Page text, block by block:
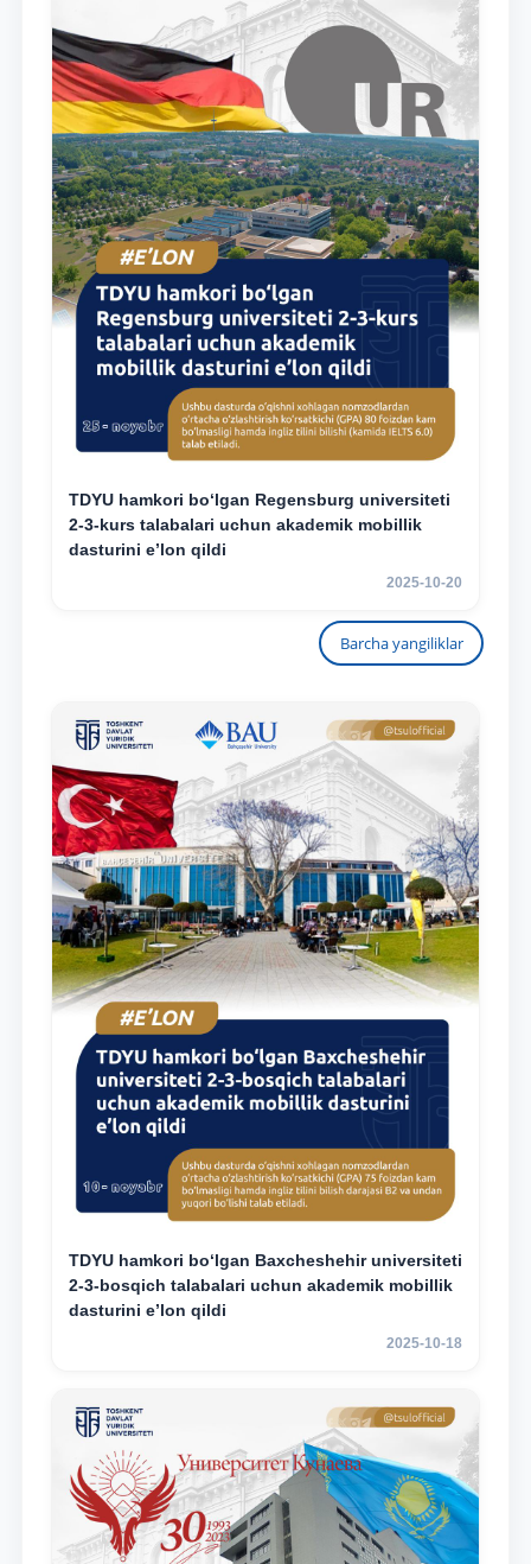
TDYU hamkori bo‘lgan Regensburg universiteti
2-3-kurs talabalari uchun akademik mobillik
dasturini e’lon qildi
2025-10-20
Barcha yangiliklar
TDYU hamkori bo‘lgan Baxcheshehir universiteti
2-3-bosqich talabalari uchun akademik mobillik
dasturini e’lon qildi
2025-10-18